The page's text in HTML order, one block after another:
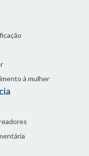
à mulher